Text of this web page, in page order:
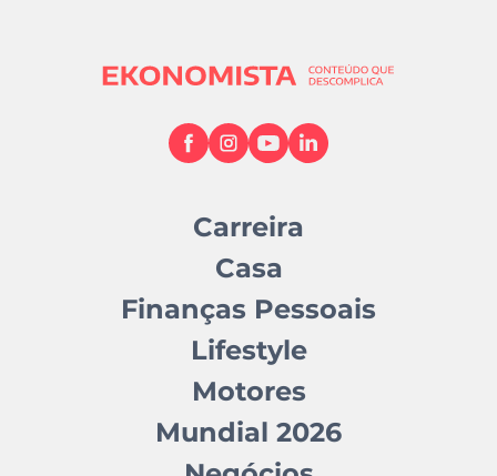
Carreira
Casa
Finanças Pessoais
Lifestyle
Motores
Mundial 2026